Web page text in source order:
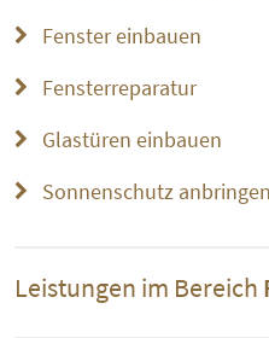
Fenster einbauen
Fensterreparatur
Glastüren einbauen
Sonnenschutz anbringen
Leistungen im Bereich